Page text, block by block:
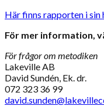
Här finns rapporten i sin
För mer information,
För frågor om metodiken
Lakeville AB
David Sundén, Ek. dr.
072 323 36 99